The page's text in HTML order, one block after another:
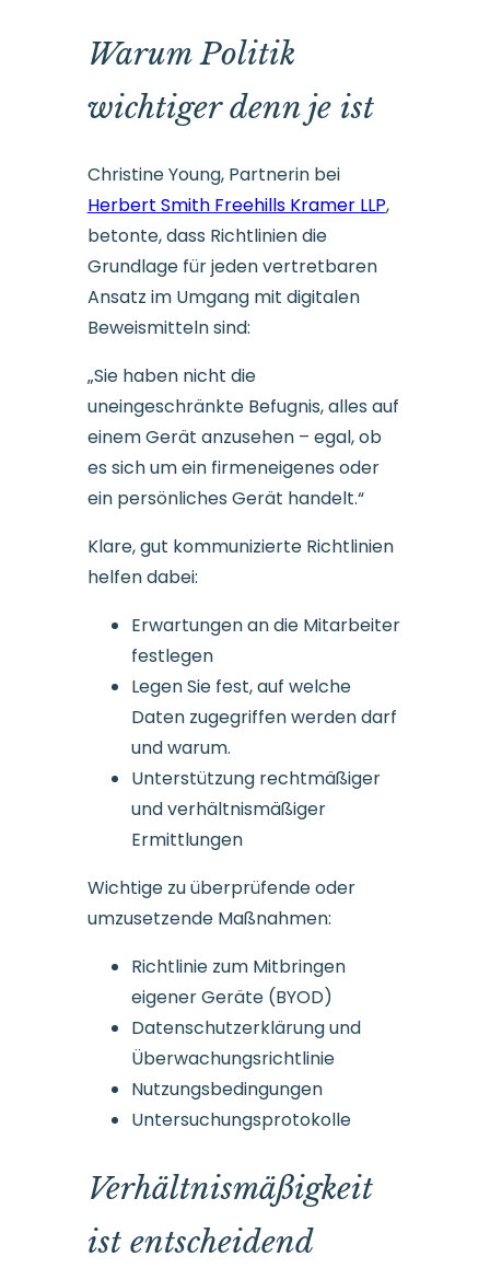
Warum Politik
wichtiger denn je ist
Christine Young, Partnerin bei
Herbert Smith Freehills Kramer LLP,
betonte, dass Richtlinien die
Grundlage für jeden vertretbaren
Ansatz im Umgang mit digitalen
Beweismitteln sind:
„Sie haben nicht die
uneingeschränkte Befugnis, alles auf
einem Gerät anzusehen – egal, ob
es sich um ein firmeneigenes oder
ein persönliches Gerät handelt.“
Klare, gut kommunizierte Richtlinien
helfen dabei:
Erwartungen an die Mitarbeiter
festlegen
Legen Sie fest, auf welche
Daten zugegriffen werden darf
und warum.
Unterstützung rechtmäßiger
und verhältnismäßiger
Ermittlungen
Wichtige zu überprüfende oder
umzusetzende Maßnahmen:
Richtlinie zum Mitbringen
eigener Geräte (BYOD)
Datenschutzerklärung und
Überwachungsrichtlinie
Nutzungsbedingungen
Untersuchungsprotokolle
Verhältnismäßigkeit
ist entscheidend